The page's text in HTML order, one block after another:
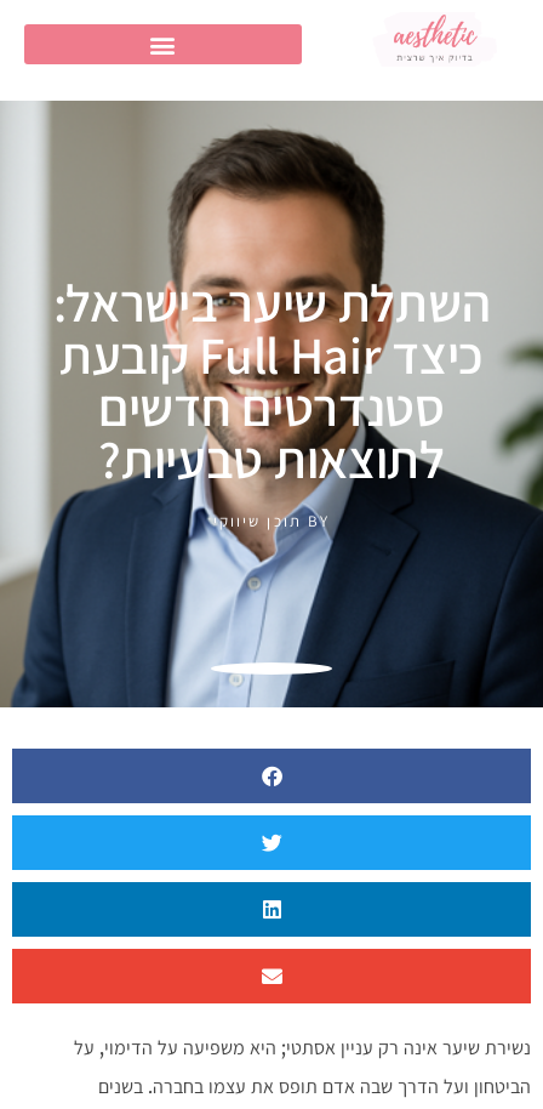
השתלת שיער בישראל:
כיצד Full Hair קובעת
סטנדרטים חדשים
לתוצאות טבעיות?
BY תוכן שיווקי
נשירת שיער אינה רק עניין אסתטי; היא משפיעה על הדימוי, על
הביטחון ועל הדרך שבה אדם תופס את עצמו בחברה. בשנים